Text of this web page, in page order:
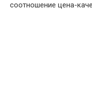
соотношение цена-